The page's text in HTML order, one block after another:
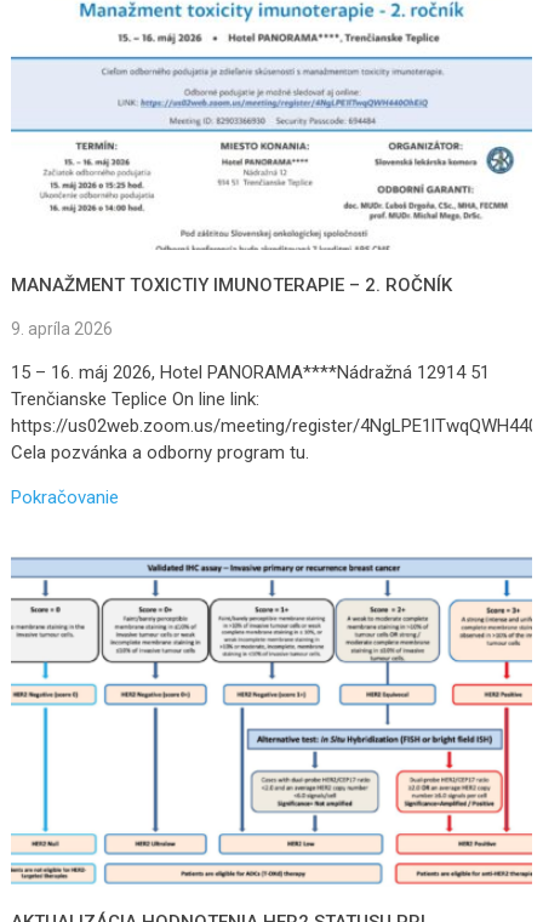
MANAŽMENT TOXICTIY IMUNOTERAPIE – 2. ROČNÍK
9. apríla 2026
15 – 16. máj 2026, Hotel PANORAMA****Nádražná 12914 51
Trenčianske Teplice On line link:
https://us02web.zoom.us/meeting/register/
Cela pozvánka a odborny program tu.
Pokračovanie